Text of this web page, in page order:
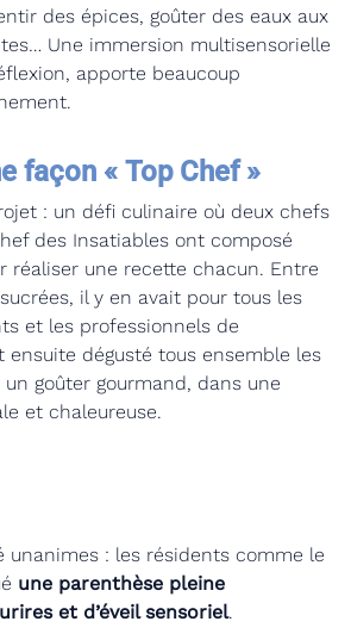
des épices, goûter des eaux aux
Une immersion multisensorielle
apporte beaucoup
façon « Top Chef »
: un défi culinaire où deux chefs
des Insatiables ont composé
réaliser une recette chacun. Entre
il y en avait pour tous les
et les professionnels de
ensuite dégusté tous ensemble les
goûter gourmand, dans une
et chaleureuse.
unanimes : les résidents comme le
une parenthèse pleine
et d’éveil sensoriel.